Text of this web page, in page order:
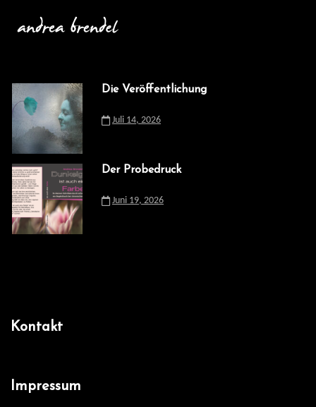
Die Veröffentlichung
Juli 14, 2026
Der Probedruck
Juni 19, 2026
Kontakt
Impressum